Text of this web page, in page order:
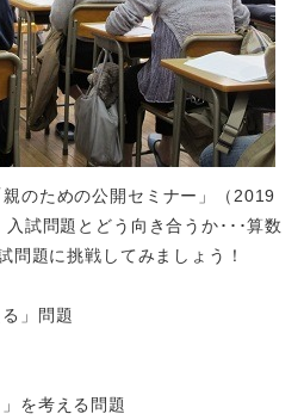
のための公開セミナー」（2019
試問題とどう向き合うか･･･算数
問題に挑戦してみましょう！
」問題
を考える問題